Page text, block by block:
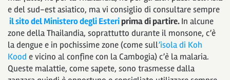
e del sud-est asiatico, ma vi consiglio di consultare sempre
il sito del Ministero degli Esteriprima di partire.In alcune
zone della Thailandia, soprattutto durante il monsone, c’è
la dengue e in pochissime zone (come sull’isola di Koh
Kood e vicino al confine con la Cambogia) c’è la malaria.
Queste malattie, come sapete, sono trasmesse dalla